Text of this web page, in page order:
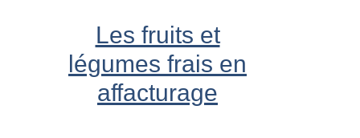
Les fruits et
légumes frais en
affacturage